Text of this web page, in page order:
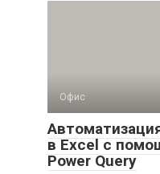
Офис
в Excel с
Power Query